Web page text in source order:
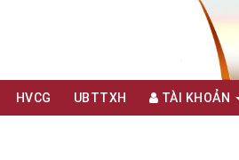
HVCG UBTTXH TÀI KHOẢN